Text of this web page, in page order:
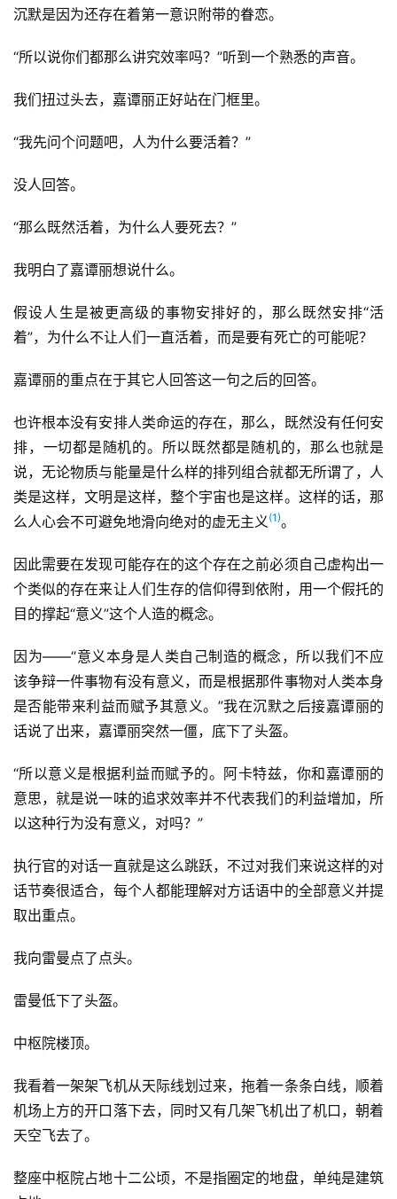
科
资
主
科
小
库
沉默是因为还存在着第一意识附带的眷恋。
“所以说你们都那么讲究效率吗？”听到一个熟悉的声音。
我们扭过头去，嘉谭丽正好站在门框里。
“我先问个问题吧，人为什么要活着？”
没人回答。
“那么既然活着，为什么人要死去？”
我明白了嘉谭丽想说什么。
假设人生是被更高级的事物安排好的，那么既然安排“活
着”，为什么不让人们一直活着，而是要有死亡的可能呢？
嘉谭丽的重点在于其它人回答这一句之后的回答。
也许根本没有安排人类命运的存在，那么，既然没有任何安
排，一切都是随机的。所以既然都是随机的，那么也就是
说，无论物质与能量是什么样的排列组合就都无所谓了，人
类是这样，文明是这样，整个宇宙也是这样。这样的话，那
么人心会不可避免地滑向绝对的虚无主义(1)。
因此需要在发现可能存在的这个存在之前必须自己虚构出一
个类似的存在来让人们生存的信仰得到依附，用一个假托的
目的撑起“意义”这个人造的概念。
因为——“意义本身是人类自己制造的概念，所以我们不应
该争辩一件事物有没有意义，而是根据那件事物对人类本身
是否能带来利益而赋予其意义。”我在沉默之后接嘉谭丽的
话说了出来，嘉谭丽突然一僵，底下了头盔。
“所以意义是根据利益而赋予的。阿卡特兹，你和嘉谭丽的
意思，就是说一味的追求效率并不代表我们的利益增加，所
以这种行为没有意义，对吗？”
执行官的对话一直就是这么跳跃，不过对我们来说这样的对
话节奏很适合，每个人都能理解对方话语中的全部意义并提
取出重点。
我向雷曼点了点头。
雷曼低下了头盔。
中枢院楼顶。
我看着一架架飞机从天际线划过来，拖着一条条白线，顺着
机场上方的开口落下去，同时又有几架飞机出了机口，朝着
天空飞去了。
整座中枢院占地十二公顷，不是指圈定的地盘，单纯是建筑